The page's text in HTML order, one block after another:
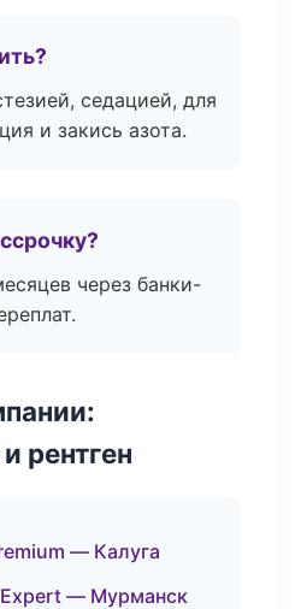
седацией, для
и закись азота.
через банки-
рентген
— Калуга
— Мурманск